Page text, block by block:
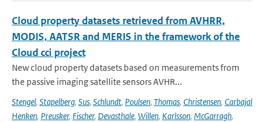
Cloud property datasets retrieved from AVHRR,
MODIS, AATSR and MERIS in the framework of the
Cloud cci project
New cloud property datasets based on measurements from
the passive imaging satellite sensors AVHR...
Stengel, Stapelberg, Sus, Schlundt, Poulsen, Thomas, Christensen, Carbajal
Henken, Preusker, Fischer, Devasthale, Willen, Karlsson, McGarragh,